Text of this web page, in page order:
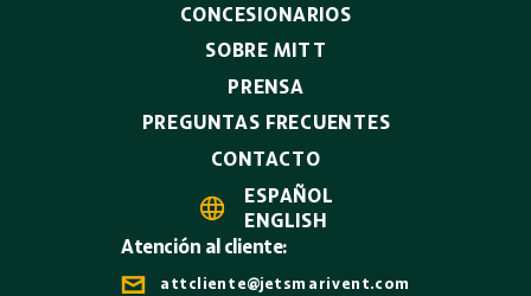
CONCESIONARIOS
SOBRE MITT
PRENSA
PREGUNTAS FRECUENTES
CONTACTO

ESPAÑOL
ENGLISH
Atención al cliente:

attcliente@jetsmarivent.com